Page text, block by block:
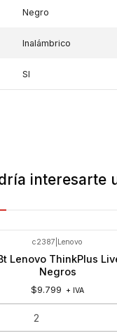
Negro
Inalámbrico
SI
interesarte
c2387 Lenovo
Lenovo ThinkPlus
Negros
$9.799 + IVA